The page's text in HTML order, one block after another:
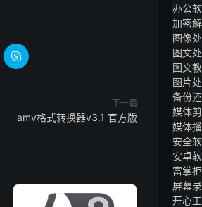

下一篇
amv格式转换器v3.1 官方版
办公
加密
图像
图文
图文
图片
备份
媒体
媒体
安全
安卓
富掌
屏幕
开心